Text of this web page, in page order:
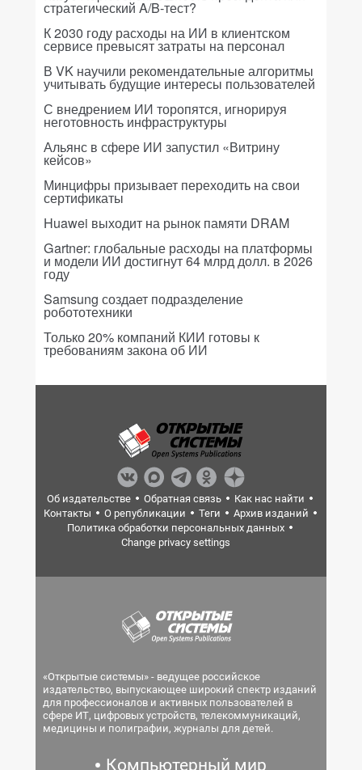
стратегический A/B-тест?
К 2030 году расходы на ИИ в клиентском
сервисе превысят затраты на персонал
В VK научили рекомендательные алгоритмы
учитывать будущие интересы пользователей
С внедрением ИИ торопятся, игнорируя
неготовность инфраструктуры
Альянс в сфере ИИ запустил «Витрину
кейсов»
Минцифры призывает переходить на свои
сертификаты
Huawei выходит на рынок памяти DRAM
Gartner: глобальные расходы на платформы
и модели ИИ достигнут 64 млрд долл. в 2026
году
Samsung создает подразделение
робототехники
Только 20% компаний КИИ готовы к
требованиям закона об ИИ
Об издательстве Обратная связь
Как нас найти
Контакты
О републикации Теги
Архив изданий
Политика обработки персональных данных
Change privacy settings
«Открытые системы» - ведущее российское
издательство, выпускающее широкий спектр изданий
для профессионалов и активных пользователей в
сфере ИТ, цифровых устройств, телекоммуникаций,
медицины и полиграфии, журналы для детей.
Компьютерный мир